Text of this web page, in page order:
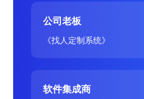
公司老板
《找人定制系统》
软件集成商